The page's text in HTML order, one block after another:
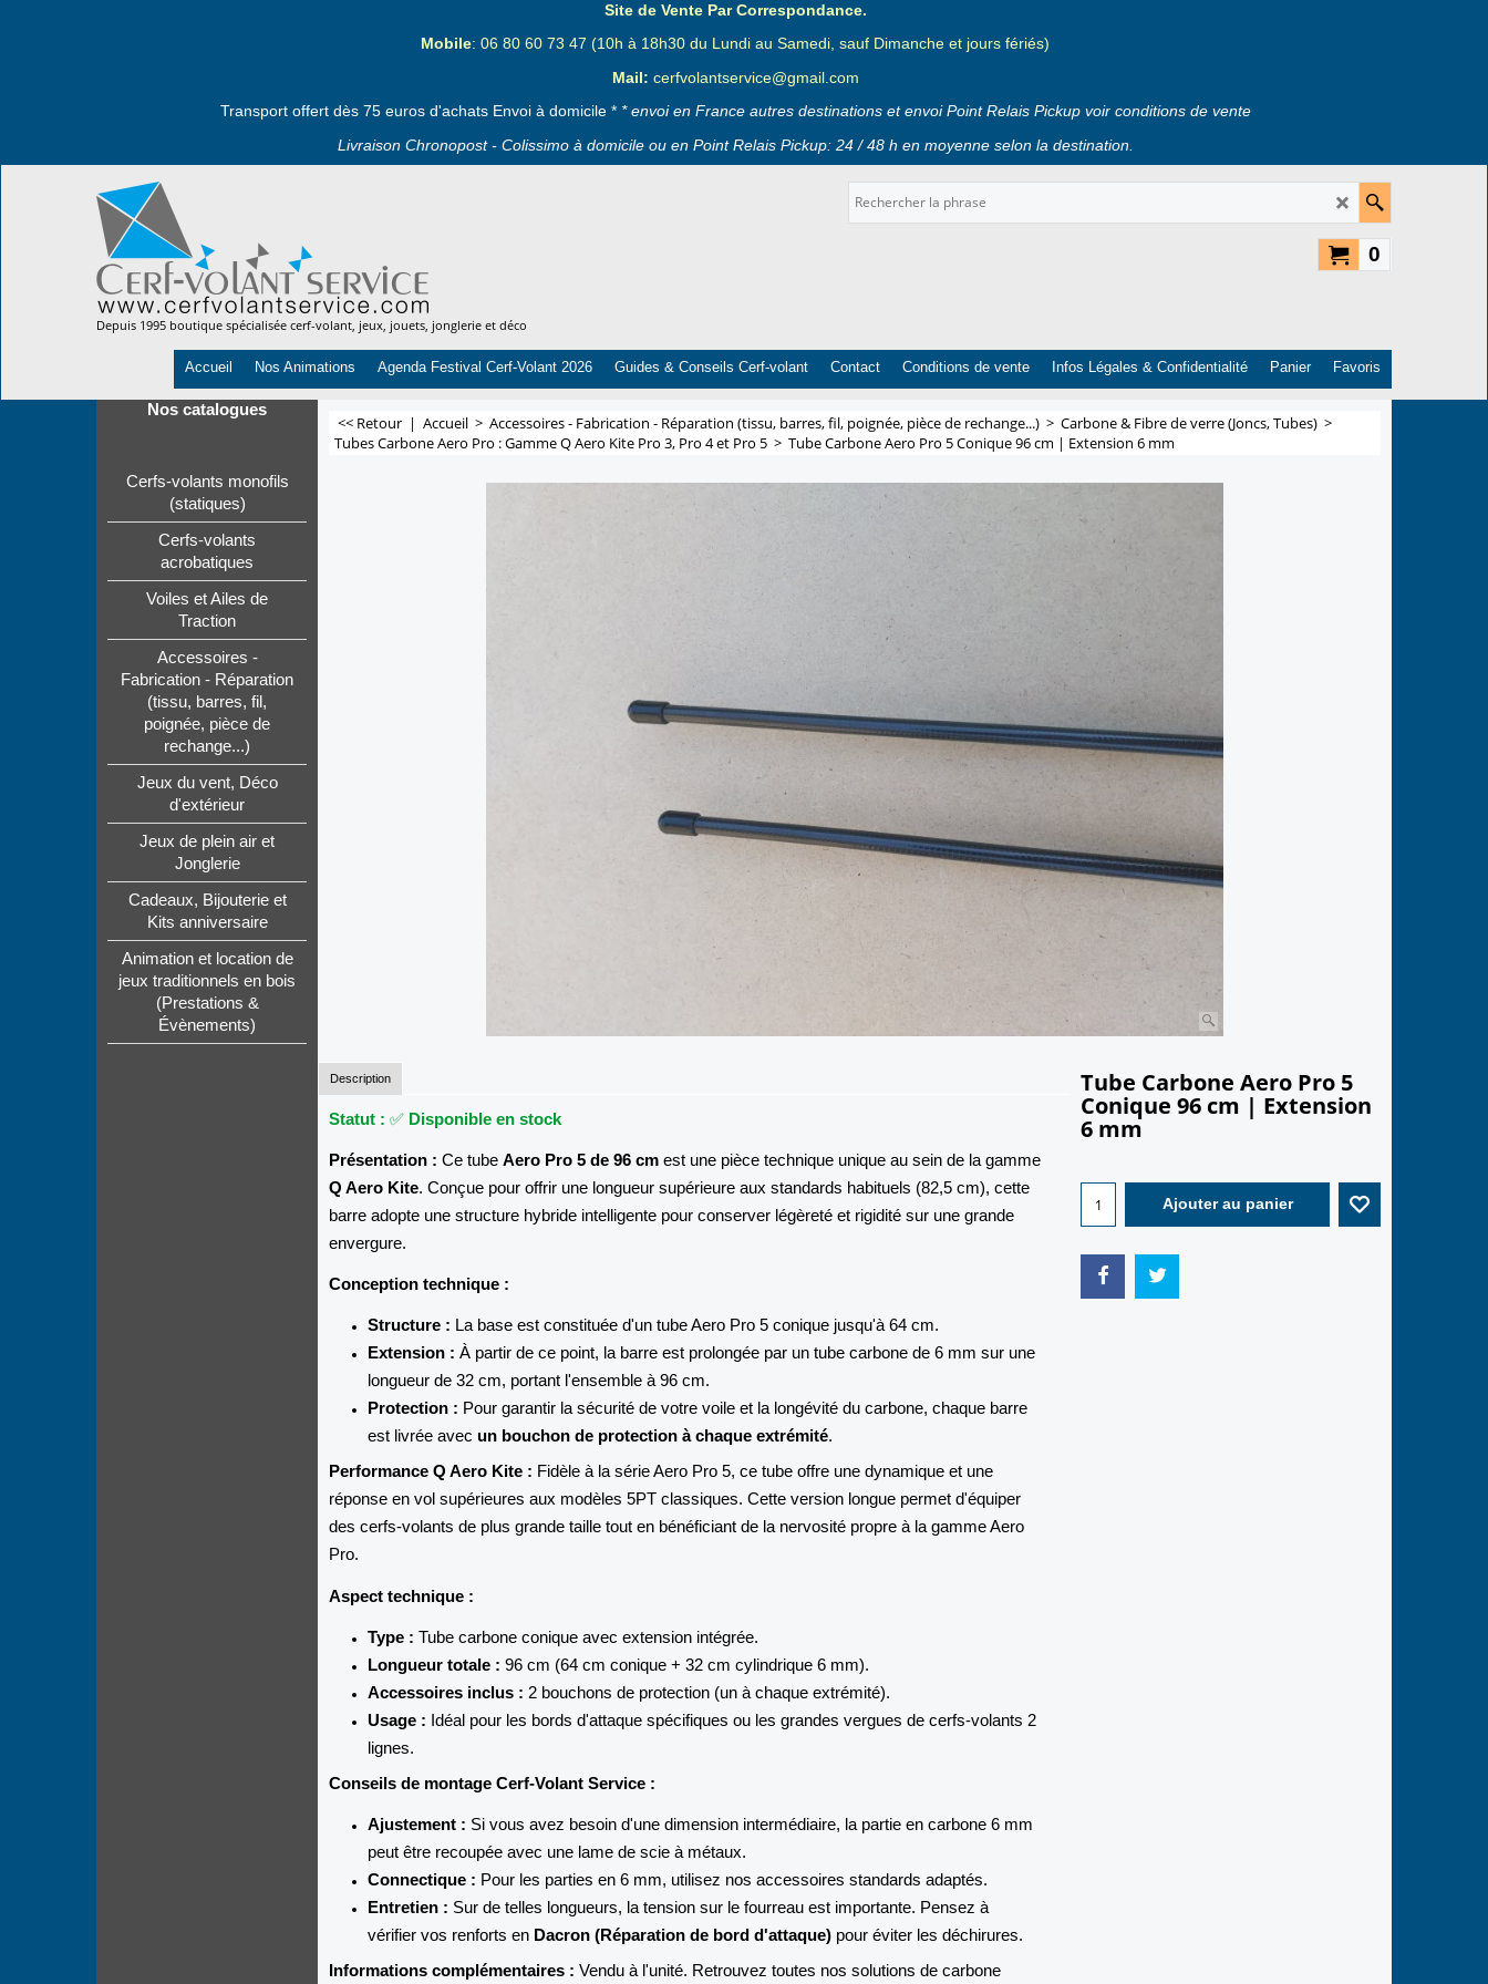
Site de Vente Par Correspondance.
Mobile: 06 80 60 73 47 (10h à 18h30 du Lundi au Samedi, sauf Dimanche et jours fériés)
Mail: cerfvolantservice@gmail.com
Transport offert dès 75 euros d'achats Envoi à domicile * * envoi en France autres destinations et envoi Point Relais Pickup voir conditions de vente
Livraison Chronopost - Colissimo à domicile ou en Point Relais Pickup: 24 / 48 h en moyenne selon la destination.
Depuis 1995 boutique spécialisée cerf-volant, jeux, jouets, jonglerie et déco
0
Accueil Nos Animations Agenda Festival Cerf-Volant 2026 Guides & Conseils Cerf-volant Contact Conditions de vente Infos Légales & Confidentialité Panier Favoris
Nos catalogues
Cerfs-volants monofils
(statiques)
Cerfs-volants
acrobatiques
Voiles et Ailes de
Traction
Accessoires -
Fabrication - Réparation
(tissu, barres, fil,
poignée, pièce de
rechange...)
Jeux du vent, Déco
d'extérieur
Jeux de plein air et
Jonglerie
Cadeaux, Bijouterie et
Kits anniversaire
Animation et location de
jeux traditionnels en bois
(Prestations &
Évènements)
<< Retour | Accueil > Accessoires - Fabrication - Réparation (tissu, barres, fil, poignée, pièce de rechange...) > Carbone & Fibre de verre (Joncs, Tubes) >
Tubes Carbone Aero Pro : Gamme Q Aero Kite Pro 3, Pro 4 et Pro 5 > Tube Carbone Aero Pro 5 Conique 96 cm | Extension 6 mm
Tube Carbone Aero Pro 5
Conique 96 cm | Extension
6 mm
Description
Statut : ✅ Disponible en stock
Présentation : Ce tube Aero Pro 5 de 96 cm est une pièce technique unique au sein de la gamme
Q Aero Kite. Conçue pour offrir une longueur supérieure aux standards habituels (82,5 cm), cette
barre adopte une structure hybride intelligente pour conserver légèreté et rigidité sur une grande
envergure.
Conception technique :
Structure : La base est constituée d'un tube Aero Pro 5 conique jusqu'à 64 cm.
Extension : À partir de ce point, la barre est prolongée par un tube carbone de 6 mm sur une
longueur de 32 cm, portant l'ensemble à 96 cm.
Protection : Pour garantir la sécurité de votre voile et la longévité du carbone, chaque barre
est livrée avec un bouchon de protection à chaque extrémité.
Performance Q Aero Kite : Fidèle à la série Aero Pro 5, ce tube offre une dynamique et une
réponse en vol supérieures aux modèles 5PT classiques. Cette version longue permet d'équiper
des cerfs-volants de plus grande taille tout en bénéficiant de la nervosité propre à la gamme Aero
Pro.
Aspect technique :
Type : Tube carbone conique avec extension intégrée.
Longueur totale : 96 cm (64 cm conique + 32 cm cylindrique 6 mm).
Accessoires inclus : 2 bouchons de protection (un à chaque extrémité).
Usage : Idéal pour les bords d'attaque spécifiques ou les grandes vergues de cerfs-volants 2
lignes.
Conseils de montage Cerf-Volant Service :
Ajustement : Si vous avez besoin d'une dimension intermédiaire, la partie en carbone 6 mm
peut être recoupée avec une lame de scie à métaux.
Connectique : Pour les parties en 6 mm, utilisez nos accessoires standards adaptés.
Entretien : Sur de telles longueurs, la tension sur le fourreau est importante. Pensez à
vérifier vos renforts en Dacron (Réparation de bord d'attaque) pour éviter les déchirures.
Informations complémentaires : Vendu à l'unité. Retrouvez toutes nos solutions de carbone